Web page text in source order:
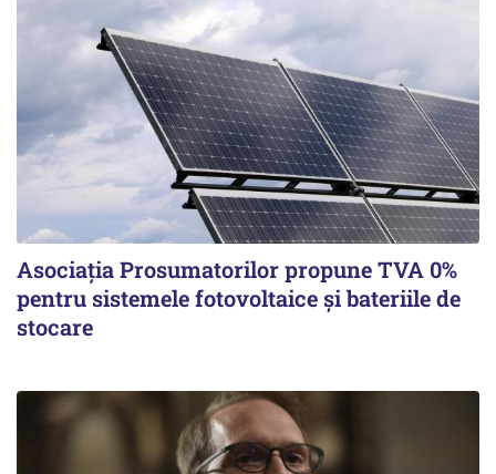
Asociația Prosumatorilor propune TVA 0%
pentru sistemele fotovoltaice și bateriile de
stocare